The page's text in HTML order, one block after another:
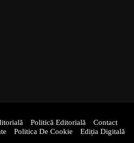
Politică Editorială
Contact
Politica De Cookie Ediția Digitală